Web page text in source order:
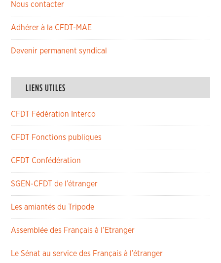
Nous contacter
Adhérer à la CFDT-MAE
Devenir permanent syndical
LIENS UTILES
CFDT Fédération Interco
CFDT Fonctions publiques
CFDT Confédération
SGEN-CFDT de l’étranger
Les amiantés du Tripode
Assemblée des Français à l’Etranger
Le Sénat au service des Français à l’étranger